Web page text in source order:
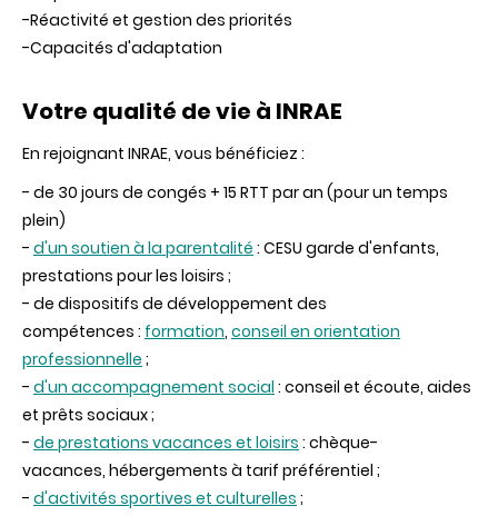
-Réactivité et gestion des priorités
-Capacités d'adaptation
Votre qualité de vie à INRAE
En rejoignant INRAE, vous bénéficiez :
- de 30 jours de congés + 15 RTT par an (pour un temps
plein)
- d'un soutien à la parentalité : CESU garde d'enfants,
prestations pour les loisirs ;
- de dispositifs de développement des
compétences : formation, conseil en orientation
professionnelle ;
- d'un accompagnement social : conseil et écoute, aides
et prêts sociaux ;
- de prestations vacances et loisirs : chèque-
vacances, hébergements à tarif préférentiel ;
- d'activités sportives et culturelles ;